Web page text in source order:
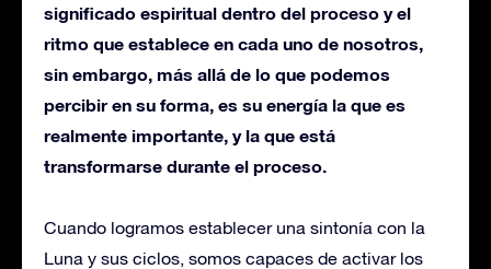
significado espiritual dentro del proceso y el
ritmo que establece en cada uno de nosotros,
sin embargo, más allá de lo que podemos
percibir en su forma, es su energía la que es
realmente importante, y la que está
transformarse durante el proceso.
Cuando logramos establecer una sintonía con la
Luna y sus ciclos, somos capaces de activar los